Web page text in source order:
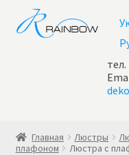
Перейти
к
навигации
Перейти
к
содержимому
тел.
Главная Люстры
плафоном
Люстра с